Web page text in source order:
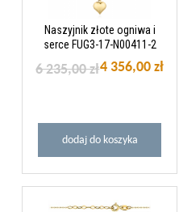
Naszyjnik złote ogniwa i
serce FUG3-17-N00411-2
4 356,00 zł
6 235,00 zł
dodaj do koszyka